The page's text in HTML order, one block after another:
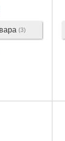
(3)